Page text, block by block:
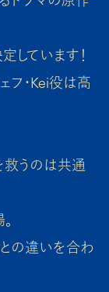
しています！
フ・Kei役は高
救うのは共通
の違いを合わ